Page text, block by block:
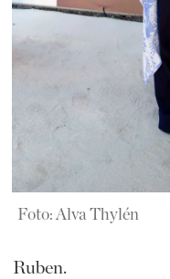
Foto: Alva Thylén
Ruben.